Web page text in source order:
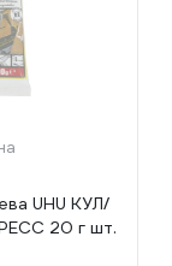
UHU КУЛ/
20 г шт.